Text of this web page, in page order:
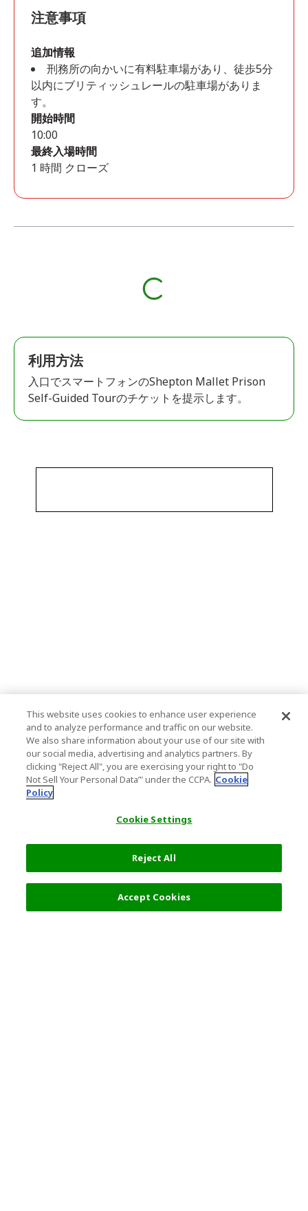
注意事項
追加情報
刑務所の向かいに有料駐車場があり、徒歩5分
以内にブリティッシュレールの駐車場がありま
す。
開始時間
10:00
最終入場時間
1 時間 クローズ
利用方法
入口でスマートフォンのShepton Mallet Prison
Self-Guided Tourのチケットを提示します。
This website uses cookies to enhance user experience
and to analyze performance and traffic on our website.
We also share information about your use of our site with
our social media, advertising and analytics partners. By
clicking "Reject All", you are exercising your right to "Do
Not Sell Your Personal Data’" under the CCPA. Cookie
Policy
Cookie Settings
Reject All
Accept Cookies